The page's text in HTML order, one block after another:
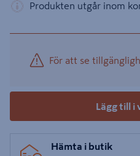
Produkten utgår inom
För att se
Lägg till i
Hämta i butik